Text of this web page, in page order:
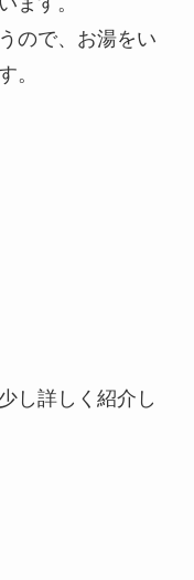
ので、お湯をい
。
し詳しく紹介し